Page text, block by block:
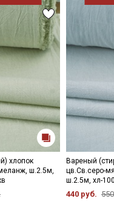
хлопок
ш.2.5м,
Вареный
цв.Св.серо-
ш.2.5м, хл-
440 руб.
рассылка от Купава
здесь
и скидки до 30%
категории тканей
почта